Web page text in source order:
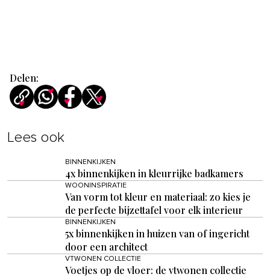
Delen:
Lees ook
BINNENKIJKEN
4x binnenkijken in kleurrijke badkamers
WOONINSPIRATIE
Van vorm tot kleur en materiaal: zo kies je
de perfecte bijzettafel voor elk interieur
BINNENKIJKEN
5x binnenkijken in huizen van of ingericht
door een architect
VTWONEN COLLECTIE
Voetjes op de vloer: de vtwonen collectie